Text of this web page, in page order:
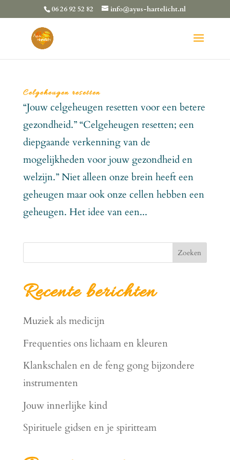
06 26 92 52 82 info@ayus-hartelicht.nl
Celgeheugen resetten
“Jouw celgeheugen resetten voor een betere
gezondheid.” “Celgeheugen resetten; een
diepgaande verkenning van de
mogelijkheden voor jouw gezondheid en
welzijn.” Niet alleen onze brein heeft een
geheugen maar ook onze cellen hebben een
geheugen. Het idee van een...
Zoeken
Recente berichten
Muziek als medicijn
Frequenties ons lichaam en kleuren
Klankschalen en de feng gong bijzondere
instrumenten
Jouw innerlijke kind
Spirituele gidsen en je spiritteam